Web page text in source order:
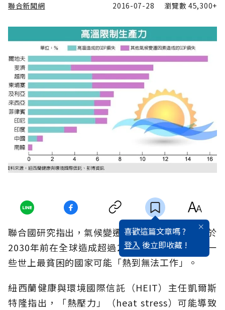
聯合新聞網 2016-07-28 瀏覽數45,300+
喜歡這篇文章嗎 ?
登入 後立即收藏 !
聯合國研究指出，氣候變遷造成氣溫飆高，可能於
2030年前在全球造成超過2.7兆美元經濟損失，一
些世上最貧困的國家可能「熱到無法工作」。
紐西蘭健康與環境國際信託（HEIT）主任凱爾斯
特隆指出，「熱壓力」（heat stress）可能導致